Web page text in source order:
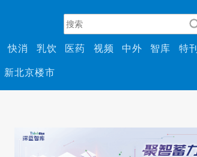
快消 乳饮 医药 视频 中外 智库 特刊
新北京楼市